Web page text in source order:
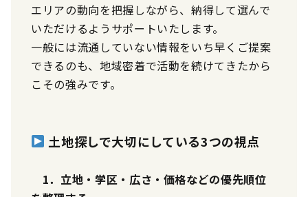
エリアの動向を把握しながら、納得して選んで
いただけるようサポートいたします。
一般には流通していない情報をいち早くご提案
できるのも、地域密着で活動を続けてきたから
こその強みです。
土地探しで大切にしている3つの視点
1．立地・学区・広さ・価格などの優先順位